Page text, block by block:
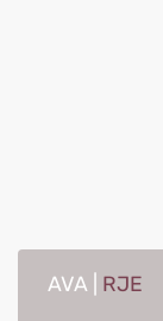
AVA | RJE